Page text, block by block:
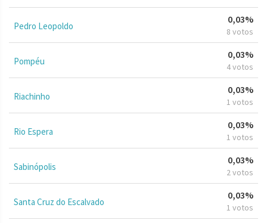
Pedro Leopoldo
0,03%
8 votos
Pompéu
0,03%
4 votos
Riachinho
0,03%
1 votos
Rio Espera
0,03%
1 votos
Sabinópolis
0,03%
2 votos
Santa Cruz do Escalvado
0,03%
1 votos